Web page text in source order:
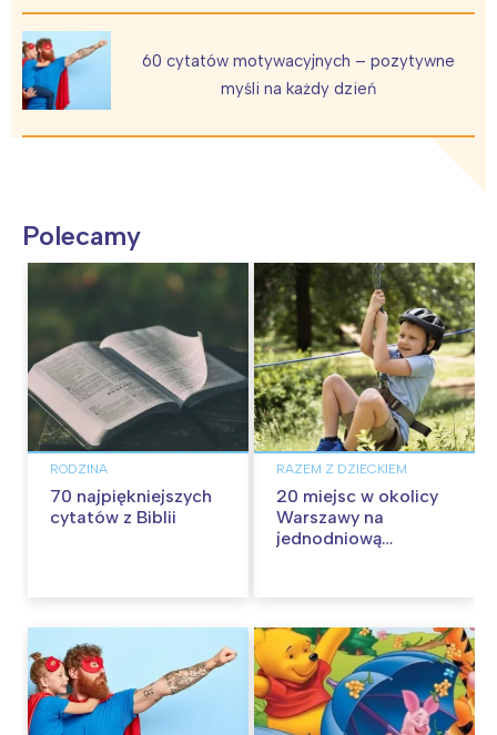
60 cytatów motywacyjnych – pozytywne
myśli na każdy dzień
Polecamy
RODZINA
70 najpiękniejszych
cytatów z Biblii
RAZEM Z DZIECKIEM
20 miejsc w okolicy
Warszawy na
jednodniową